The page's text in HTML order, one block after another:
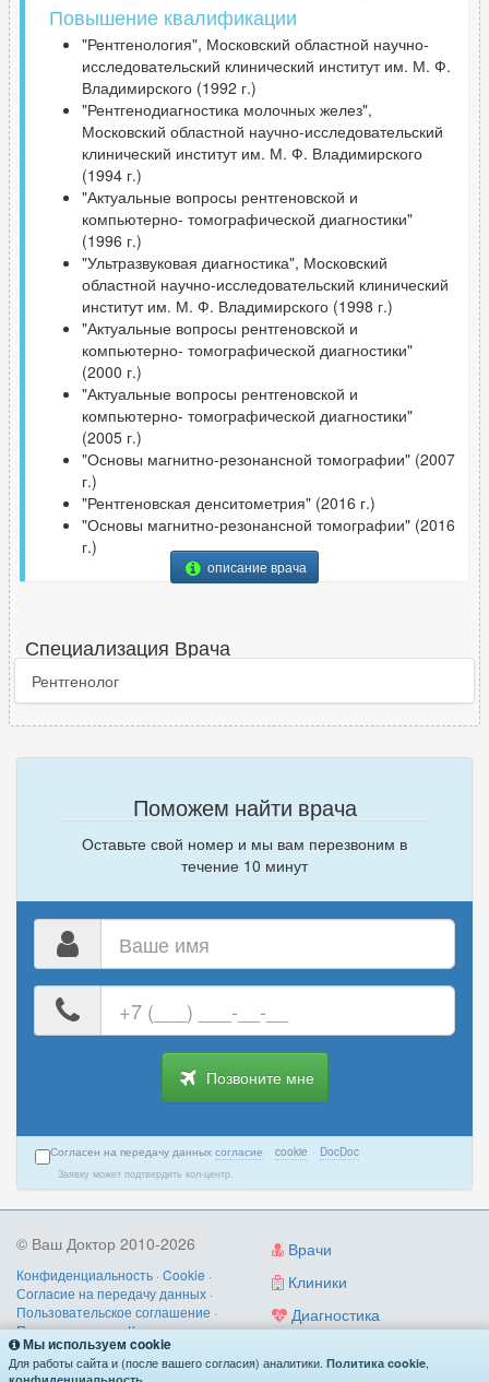
Повышение квалификации
"Рентгенология", Московский областной научно-
исследовательский клинический институт им. М. Ф.
Владимирского (1992 г.)
"Рентгенодиагностика молочных желез",
Московский областной научно-исследовательский
клинический институт им. М. Ф. Владимирского
(1994 г.)
"Актуальные вопросы рентгеновской и
компьютерно- томографической диагностики"
(1996 г.)
"Ультразвуковая диагностика", Московский
областной научно-исследовательский клинический
институт им. М. Ф. Владимирского (1998 г.)
"Актуальные вопросы рентгеновской и
компьютерно- томографической диагностики"
(2000 г.)
"Актуальные вопросы рентгеновской и
компьютерно- томографической диагностики"
(2005 г.)
"Основы магнитно-резонансной томографии" (2007
г.)
"Рентгеновская денситометрия" (2016 г.)
"Основы магнитно-резонансной томографии" (2016
г.)
описание врача
Специализация Врача
Рентгенолог
Поможем найти врача
Оставьте свой номер и мы вам перезвоним в
течение 10 минут
номер
телефона
Позвоните мне
Согласен на передачу данных согласие · cookie · DocDoc
Заявку может подтвердить кол-центр.
Врачи
Клиники
Диагностика
© Ваш Доктор 2010-2026
Конфиденциальность · Cookie ·
Согласие на передачу данных ·
Пользовательское соглашение ·
Правила записи·Контакты
О нас/как работает/поиск по
симптомам
Мы используем cookie
Для работы сайта и (после вашего согласия) аналитики. Политика cookie,